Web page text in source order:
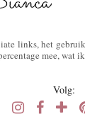
links, het
mee, wat
Volg: